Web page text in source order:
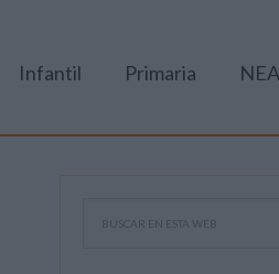
Infantil Primaria